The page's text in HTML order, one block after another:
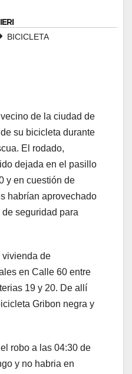
BICICLETA
de la ciudad de
su bicicleta durante
El rodado,
dejada en el pasillo
y en cuestión de
habrían aprovechado
seguridad para
vivienda de
en Calle 60 entre
19 y 20. De allí
Gribon negra y
robo a las 04:30 de
y no habria en